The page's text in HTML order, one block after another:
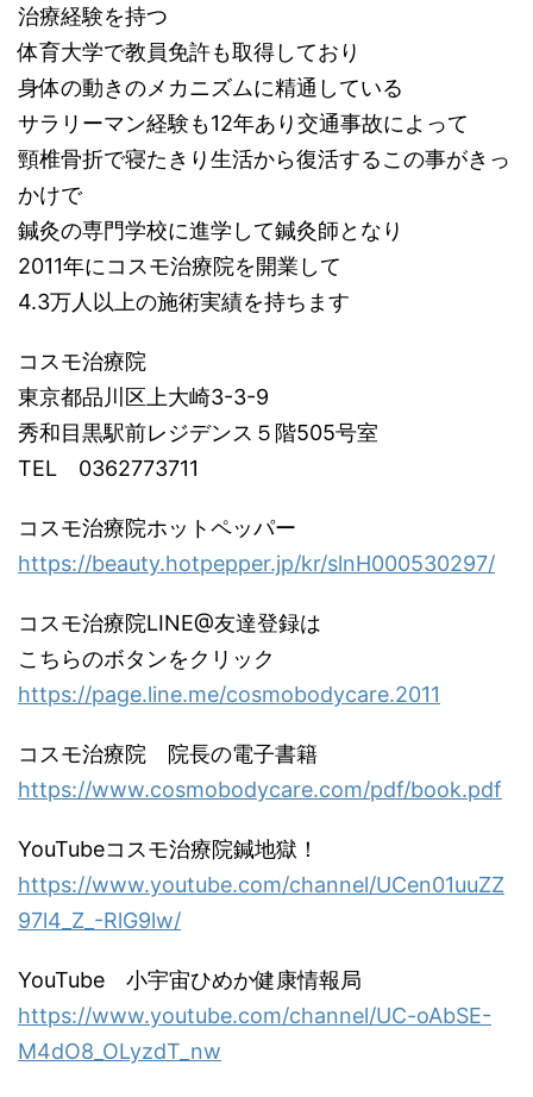
治療経験を持つ
体育大学で教員免許も取得しており
身体の動きのメカニズムに精通している
サラリーマン経験も12年あり交通事故によって
頸椎骨折で寝たきり生活から復活するこの事がきっ
かけで
鍼灸の専門学校に進学して鍼灸師となり
2011年にコスモ治療院を開業して
4.3万人以上の施術実績を持ちます
コスモ治療院
東京都品川区上大崎3-3-9
秀和目黒駅前レジデンス５階505号室
TEL 0362773711
コスモ治療院ホットペッパー
https://beauty.hotpepper.jp/kr/slnH000530297/
コスモ治療院LINE@友達登録は
こちらのボタンをクリック
https://page.line.me/cosmobodycare.2011
コスモ治療院 院長の電子書籍
https://www.cosmobodycare.com/pdf/book.pdf
YouTubeコスモ治療院鍼地獄！
https://www.youtube.com/channel/UCen01uuZZ
97l4_Z_-RlG9lw/
YouTube 小宇宙ひめか健康情報局
https://www.youtube.com/channel/UC-oAbSE-
M4dO8_OLyzdT_nw